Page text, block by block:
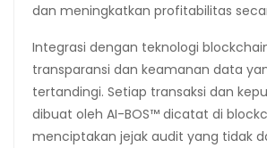
dan meningkatkan profitabilitas
Integrasi dengan teknologi
transparansi dan keamanan data
tertandingi. Setiap transaksi dan
dibuat oleh AI-BOS™ dicatat di
menciptakan jejak audit yang tidak